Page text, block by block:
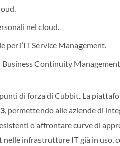
nel cloud.
per l’IT Service Management.
Continuity
di forza di Cubbit. La
, permettendo alle aziende di
o affrontare curve di
infrastrutture IT già in uso,